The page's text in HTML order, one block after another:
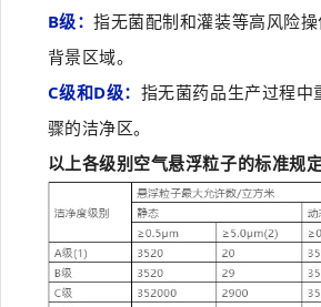
B级：指无菌配制和灌装等高风险
背景区域。
C级和D级： 指无菌药品生产过程中
骤的洁净区。
以上各级别空气悬浮粒子的标准规定